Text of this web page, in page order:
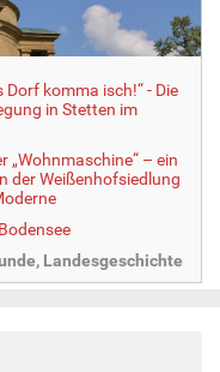
Dorf komma isch!“ - Die
in Stetten im
„Wohnmaschine“ – ein
der Weißenhofsiedlung
Landesgeschichte